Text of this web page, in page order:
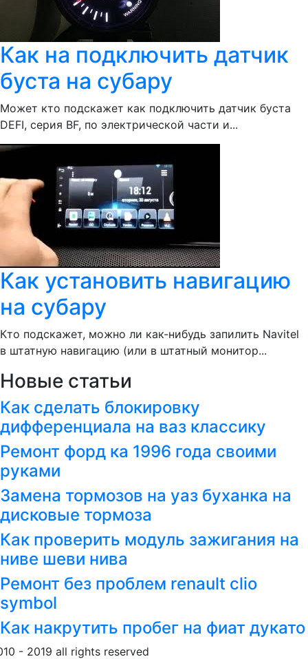
Как на подключить датчик
буста на субару
Может кто подскажет как подключить датчик буста
DEFI, серия BF, по электрической части и...
Как установить навигацию
на субару
Кто подскажет, можно ли как-нибудь запилить Navitel
в штатную навигацию (или в штатный монитор...
Новые статьи
Как сделать блокировку
дифференциала на ваз классику
Ремонт форд ка 1996 года своими
руками
Замена тормозов на уаз буханка на
дисковые тормоза
Как проверить модуль зажигания на
ниве шеви нива
Ремонт без проблем renault clio
symbol
Как накрутить пробег на фиат дукато
- 2019 all rights reserved